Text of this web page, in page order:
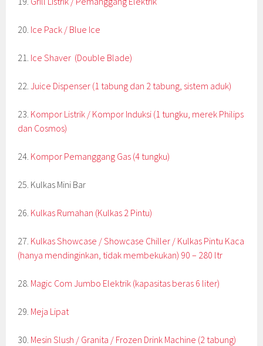
20. Ice Pack / Blue Ice
21. Ice Shaver (Double Blade)
22.Juice Dispenser (1 tabung dan 2 tabung, sistem aduk)
23. Kompor Listrik / Kompor Induksi (1 tungku, merek Philips
dan Cosmos)
24. Kompor Pemanggang Gas (4 tungku)
25. Kulkas Mini Bar
26. Kulkas Rumahan (Kulkas 2 Pintu)
27. Kulkas Showcase / Showcase Chiller / Kulkas Pintu Kaca
(hanya mendinginkan, tidak membekukan) 90 – 280 ltr
28. Magic Com Jumbo Elektrik (kapasitas beras 6 liter)
29. Meja Lipat
30. Mesin Slush / Granita / Frozen Drink Machine (2 tabung)